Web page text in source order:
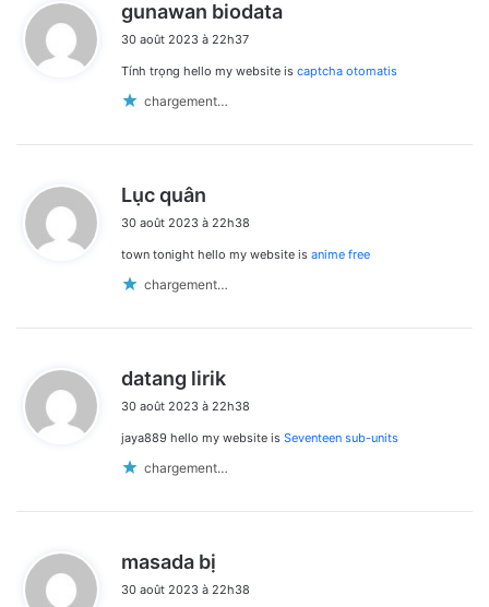
gunawan biodata
30 août 2023 à 22h37
Tính trọng hello my website is captcha otomatis
chargement…
Lục quân
t
30 août 2023 à 22h38
town tonight hello my website is anime free
chargement…
datang lirik
t
30 août 2023 à 22h38
jaya889 hello my website is Seventeen sub-units
chargement…
masada bị
t
30 août 2023 à 22h38